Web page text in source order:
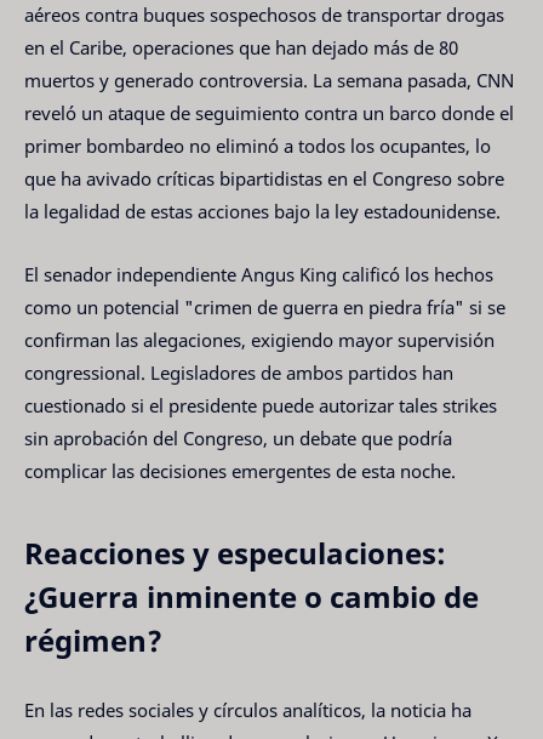
aéreos contra buques sospechosos de transportar drogas
en el Caribe, operaciones que han dejado más de 80
muertos y generado controversia. La semana pasada, CNN
reveló un ataque de seguimiento contra un barco donde el
primer bombardeo no eliminó a todos los ocupantes, lo
que ha avivado críticas bipartidistas en el Congreso sobre
la legalidad de estas acciones bajo la ley estadounidense.
El senador independiente Angus King calificó los hechos
como un potencial "crimen de guerra en piedra fría" si se
confirman las alegaciones, exigiendo mayor supervisión
congressional. Legisladores de ambos partidos han
cuestionado si el presidente puede autorizar tales strikes
sin aprobación del Congreso, un debate que podría
complicar las decisiones emergentes de esta noche.
Reacciones y especulaciones:
¿Guerra inminente o cambio de
régimen?
En las redes sociales y círculos analíticos, la noticia ha